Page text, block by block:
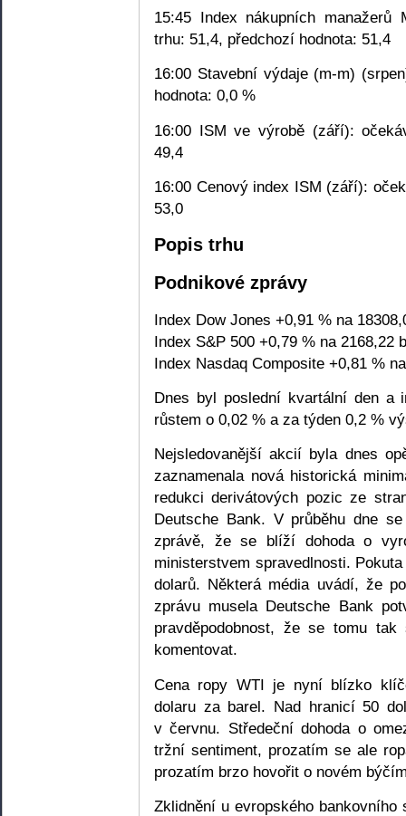
15:45 Index nákupních
trhu: 51,4, předchozí hodnota: 51,4
16:00 Stavební výdaje (m-m)
hodnota: 0,0 %
16:00 ISM ve výrobě (září):
49,4
16:00 Cenový index ISM (září):
53,0
Popis trhu
Podnikové zprávy
Index Dow Jones +0,91 % na
Index S&P 500 +0,79 % na 2168,22
Index Nasdaq Composite +0,81 %
Dnes byl poslední kvartální den
růstem o 0,02 % a za týden 0,2 %
Nejsledovanější akcií byla dnes
zaznamenala nová historická
redukci derivátových pozic ze
Deutsche Bank. V průběhu dne
zprávě, že se blíží dohoda o
ministerstvem spravedlnosti.
dolarů. Některá média uvádí, že
zprávu musela Deutsche Bank
pravděpodobnost, že se tomu
komentovat.
Cena ropy WTI je nyní blízko
dolaru za barel. Nad hranicí 50
v červnu. Středeční dohoda o
tržní sentiment, prozatím se ale
prozatím brzo hovořit o novém
Zklidnění u evropského